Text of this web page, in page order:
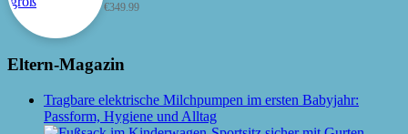
€349.99
Eltern-Magazin
Tragbare elektrische Milchpumpen im ersten Babyjahr:
Passform, Hygiene und Alltag